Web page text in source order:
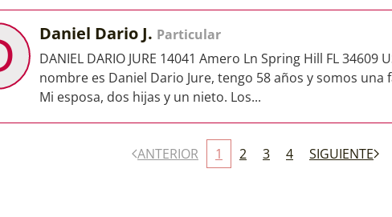
Daniel Dario J. Particular
DANIEL DARIO JURE 14041 Amero Ln Spring Hill FL 34609
nombre es Daniel Dario Jure, tengo 58 años y somos una
Mi esposa, dos hijas y un nieto. Los...
ANTERIOR 1 2 3 4 SIGUIENTE